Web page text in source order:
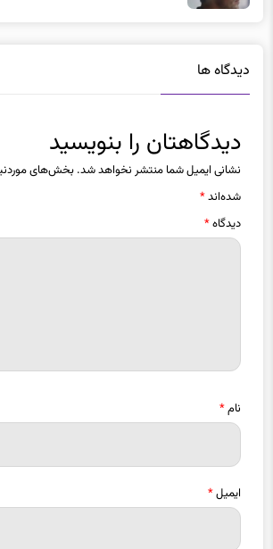
دیدگاه ها
دیدگاهتان را بنویسید
نشانی ایمیل شما منتشر نخواهد شد. بخش‌های
شده‌اند*
دیدگاه*
نام*
ایمیل*